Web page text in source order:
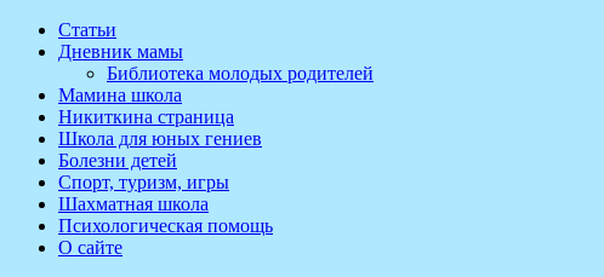
Перейти
содержимому
Статьи
Дневник мамы
Библиотека молодых родителей
Мамина школа
Никиткина страница
Школа для юных гениев
Болезни детей
Спорт, туризм, игры
Шахматная школа
Психологическая помощь
О сайте